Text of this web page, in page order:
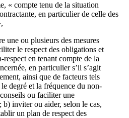
« compte tenu de la situation
en particulier de celle des
une ou plusieurs des mesures
le respect des obligations et
respect en tenant compte de la
en particulier s’il s’agit
ainsi que de facteurs tels
degré et la fréquence du non-
ou faciliter une
b) inviter ou aider, selon le cas,
un plan de respect des